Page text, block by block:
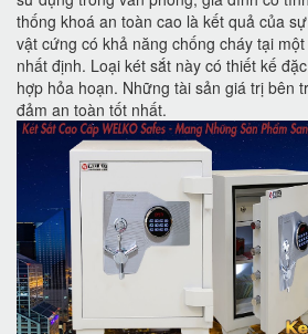
thống khoá an toàn cao là kết quả của
vật cứng có khả năng chống cháy tại
nhất định. Loại két sắt này có thiết kế
hợp hỏa hoạn. Những tài sản giá trị bên
đảm an toàn tốt nhất.